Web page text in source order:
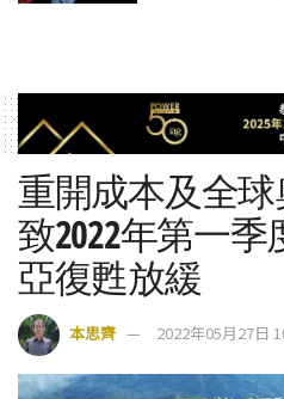
重開成本及全
致2022年第一
亞復甦放緩
本思齊 2022年05月27日